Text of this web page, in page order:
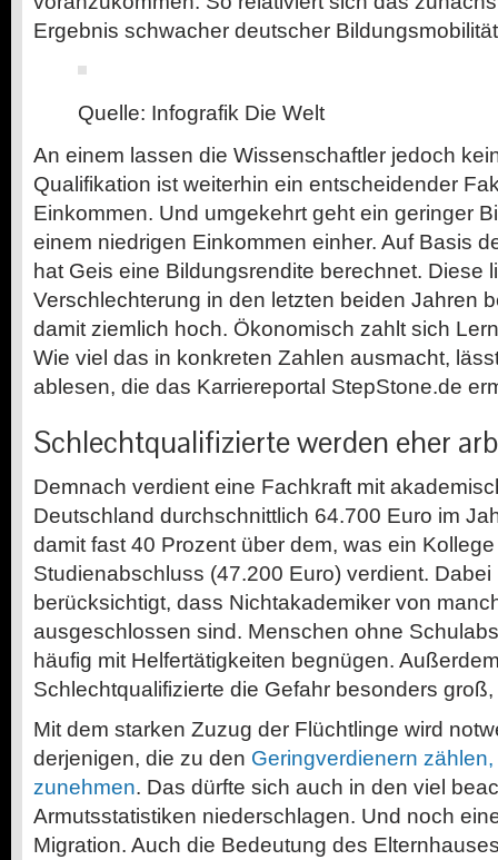
Ergebnis schwacher deutscher
Quelle: Infografik Die Welt
An einem lassen die Wissenschaftler jedoch
Qualifikation ist weiterhin ein entscheidender
Einkommen. Und umgekehrt geht ein geringer
einem niedrigen Einkommen einher. Auf Basis
hat Geis eine Bildungsrendite berechnet. Diese
Verschlechterung in den letzten beiden Jahren
damit ziemlich hoch. Ökonomisch zahlt sich
Wie viel das in konkreten Zahlen ausmacht,
ablesen, die das Karriereportal StepStone.de
Schlechtqualifizierte werden eher
Demnach verdient eine Fachkraft mit
Deutschland durchschnittlich 64.700 Euro im
damit fast 40 Prozent über dem, was ein
Studienabschluss (47.200 Euro) verdient. Dabei
berücksichtigt, dass Nichtakademiker von
ausgeschlossen sind. Menschen ohne
häufig mit Helfertätigkeiten begnügen.
Schlechtqualifizierte die Gefahr besonders
Mit dem starken Zuzug der Flüchtlinge wird
derjenigen, die zu den Geringverdienern
zunehmen. Das dürfte sich auch in den viel
Armutsstatistiken niederschlagen. Und noch
Migration. Auch die Bedeutung des